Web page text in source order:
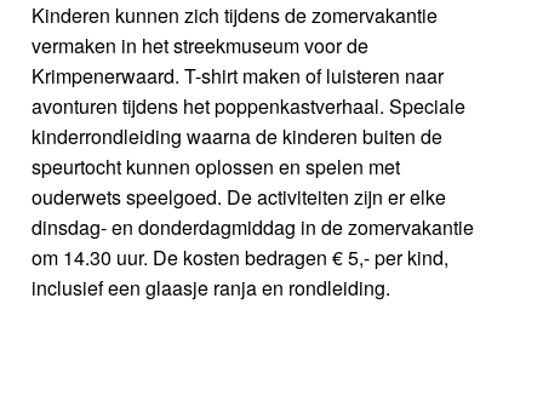
Kinderen kunnen zich tijdens de zomervakantie
vermaken in het streekmuseum voor de
Krimpenerwaard. T-shirt maken of luisteren naar
avonturen tijdens het poppenkastverhaal. Speciale
kinderrondleiding waarna de kinderen buiten de
speurtocht kunnen oplossen en spelen met
ouderwets speelgoed. De activiteiten zijn er elke
dinsdag- en donderdagmiddag in de zomervakantie
om 14.30 uur. De kosten bedragen € 5,- per kind,
inclusief een glaasje ranja en rondleiding.